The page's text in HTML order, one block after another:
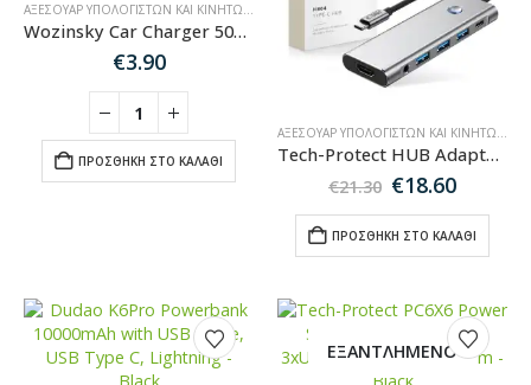
ΑΞΕΣΟΥΆΡ ΥΠΟΛΟΓΙΣΤΏΝ ΚΑΙ ΚΙΝΗΤΏΝ ΑΞΕΣΟΥΆΡ ΑΥΤΟΚΙΝΉΤΟΥ
Wozinsky Car Charger 50W – 4x USB A – λευκός WCCAW
€3.90
ΠΡΟΣΘΉΚΗ ΣΤΟ ΚΑΛΆΘΙ
ΑΞΕΣΟΥΆΡ ΥΠΟΛΟΓΙΣΤΏΝ ΚΑΙ ΚΙΝΗΤΏΝ
Tech-Protect HUB Adapter HB04 9in1 από USB-C σε USB2.0 + USB3.0 + USB-C + HDMI 4K 60Hz + SD / TF + PD100W + AV3.5 – γκρι
€21.30 Original
was:
€21.30.
€18.60Η
τιμή
είναι:
ΠΡΟΣΘΉΚΗ ΣΤΟ ΚΑΛΆΘΙ
ΕΞΑΝΤΛΗΜΈΝΟ